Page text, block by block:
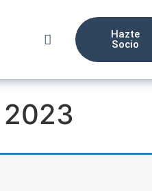
Hazte
Socio